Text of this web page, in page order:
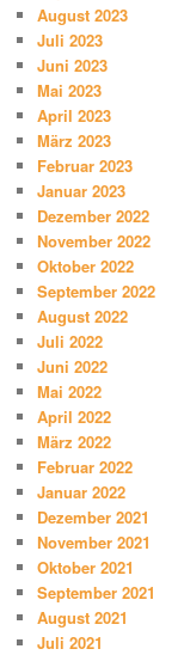
August 2023
Juli 2023
Juni 2023
Mai 2023
April 2023
März 2023
Februar 2023
Januar 2023
Dezember 2022
November 2022
Oktober 2022
September 2022
August 2022
Juli 2022
Juni 2022
Mai 2022
April 2022
März 2022
Februar 2022
Januar 2022
Dezember 2021
November 2021
Oktober 2021
September 2021
August 2021
Juli 2021